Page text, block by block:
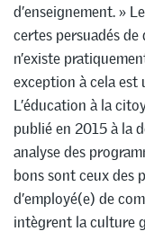
d’enseignement. »
certes persuadés
n’existe
exception à cela est
L’éducation à la
publié en 2015 à la
analyse des
bons sont ceux des
d’employé(e) de
intègrent la culture